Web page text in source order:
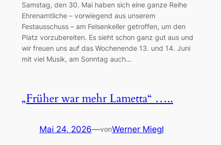
Samstag, den 30. Mai haben sich eine ganze Reihe
Ehrenamtliche – vorwiegend aus unserem
Festausschuss – am Felsenkeller getroffen, um den
Platz vorzubereiten. Es sieht schon ganz gut aus und
wir freuen uns auf das Wochenende 13. und 14. Juni
mit viel Musik, am Sonntag auch…
„Früher war mehr Lametta“ …..
Mai 24, 2026—vonWerner Miegl